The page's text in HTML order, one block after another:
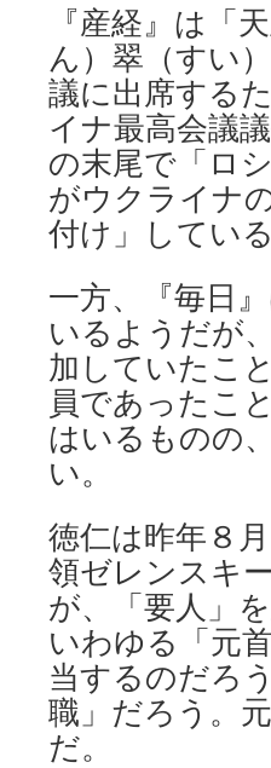
『産経』は「
ん）翠（すい
議に出席する
イナ最高会議
の末尾で「ロ
がウクライナ
付け」している
一方、『毎日
いるようだが
加していたこ
員であったこ
はいるものの
い。
徳仁は昨年８
領ゼレンスキ
が、「要人」
いわゆる「元
当するのだろ
職」だろう。
だ。